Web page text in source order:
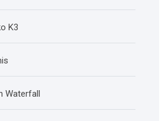
K3
Waterfall